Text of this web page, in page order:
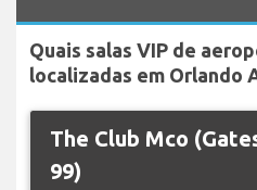
Quais salas VIP de
localizadas em Orlando
The Club Mco
99)